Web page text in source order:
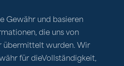
Gewähr und basieren
die uns von
übermittelt wurden. Wir
für dieVollständigkeit,